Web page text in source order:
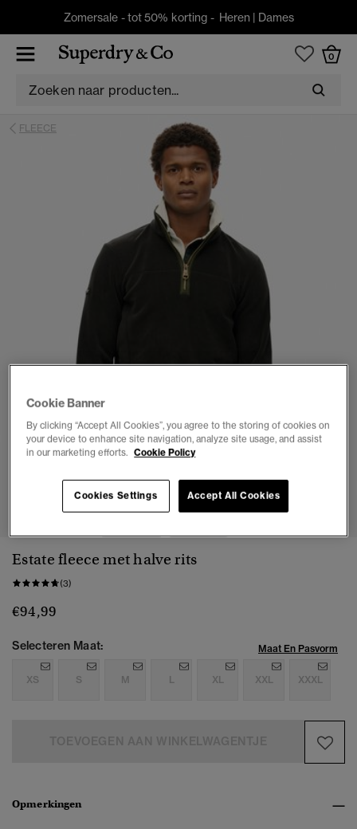
Zomersale - tot 50% korting - Heren | Dames
0
FLEECE
1 2 4 5 6
Estate fleece met halve rits
(3)
€94,99
Selecteren Maat: Maat En Pasvorm
XS S M L XL XXL XXXL
Opmerkingen
Cookie Banner
By clicking “Accept All Cookies”, you agree to the storing of cookies on
your device to enhance site navigation, analyze site usage, and assist
in our marketing efforts. Cookie Policy
Cookies Settings Accept All Cookies